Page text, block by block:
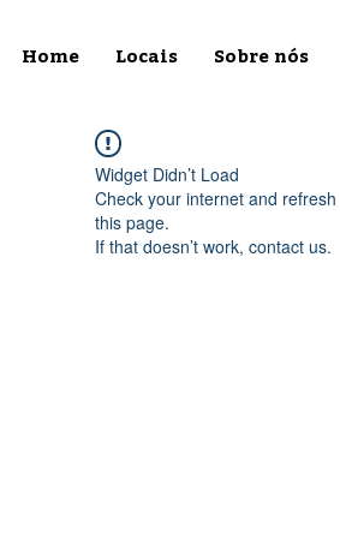
Home Locais Sobre nós
Widget Didn’t Load
Check your internet and refresh
this page.
If that doesn’t work, contact us.